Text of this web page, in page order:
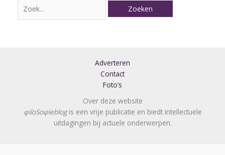
Adverteren
Contact
Foto’s
Over deze website
φiloSoφieblogis een vrije publicatie en biedt intellectuele
uitdagingen bij actuele onderwerpen.